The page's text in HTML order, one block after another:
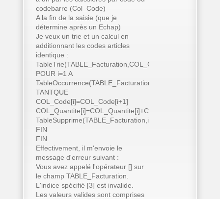
codebarre (Col_Code)
A la fin de la saisie (que je
détermine après un Echap)
Je veux un trie et un calcul en
additionnant les codes articles
identique :
TableTrie(TABLE_Facturation,COL_Code..Nom)
POUR i=1 A
TableOccurrence(TABLE_Facturation)
TANTQUE
COL_Code[i]=COL_Code[i+1]
COL_Quantite[i]=COL_Quantite[i]+COL_Quantite[i+1]
TableSupprime(TABLE_Facturation,i+1)
FIN
FIN
Effectivement, il m'envoie le
message d'erreur suivant :
Vous avez appelé l'opérateur [] sur
le champ TABLE_Facturation.
L'indice spécifié [3] est invalide.
Les valeurs valides sont comprises